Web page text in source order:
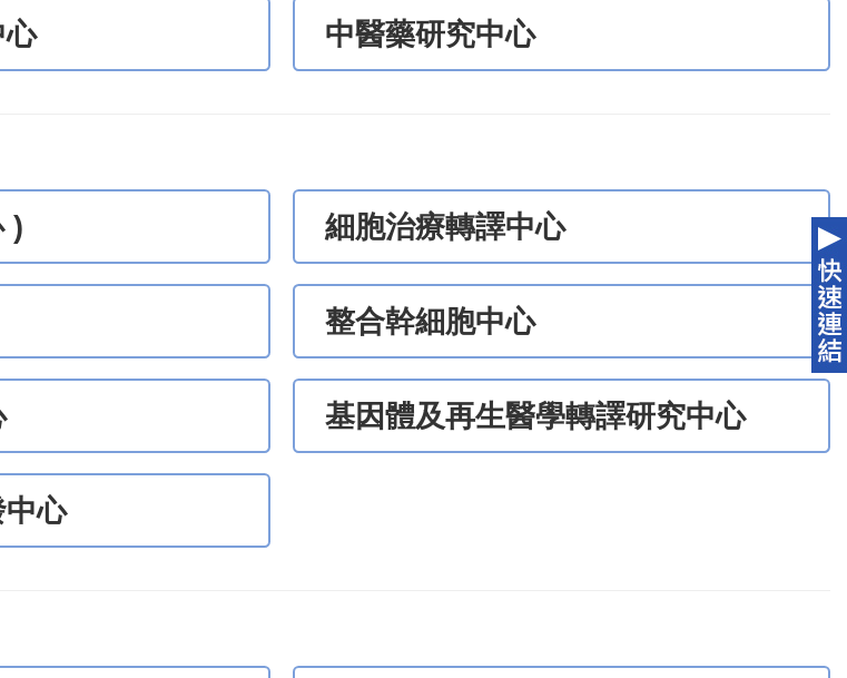
中醫藥研究中心
) 細胞治療轉譯中心
整合幹細胞中心
基因體及再生醫學轉譯研究中心
心